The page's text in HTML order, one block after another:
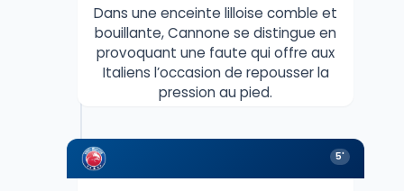
Dans une enceinte lilloise comble et
bouillante, Cannone se distingue en
provoquant une faute qui offre aux
Italiens l’occasion de repousser la
pression au pied.
5'